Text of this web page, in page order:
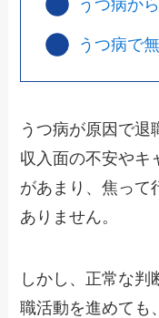
うつ病か
うつ病で
うつ病が原因で退
収入面の不安やキ
があまり、焦って
ありません。
しかし、正常な
職活動を進めても